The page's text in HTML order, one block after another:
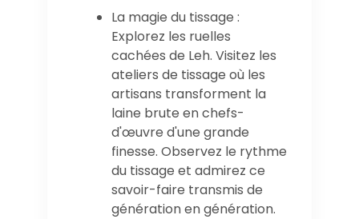
La magie du tissage :
Explorez les ruelles
cachées de Leh. Visitez les
ateliers de tissage où les
artisans transforment la
laine brute en chefs-
d'œuvre d'une grande
finesse. Observez le rythme
du tissage et admirez ce
savoir-faire transmis de
génération en génération.